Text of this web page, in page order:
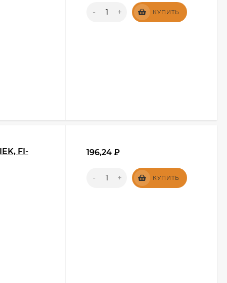
- + КУПИТЬ
FI-
196,24 ₽
- + КУПИТЬ